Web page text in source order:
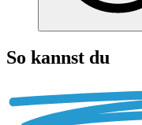
So kannst du